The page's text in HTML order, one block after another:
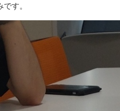
す。